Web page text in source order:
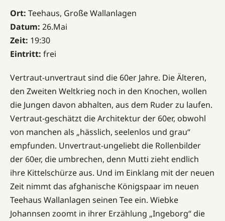
Ort: Teehaus, Große Wallanlagen
Datum: 26.Mai
Zeit: 19:30
Eintritt: frei
Vertraut-unvertraut sind die 60er Jahre. Die Älteren,
den Zweiten Weltkrieg noch in den Knochen, wollen
die Jungen davon abhalten, aus dem Ruder zu laufen.
Vertraut-geschätzt die Architektur der 60er, obwohl
von manchen als „hässlich, seelenlos und grau“
empfunden. Unvertraut-ungeliebt die Rollenbilder
der 60er, die umbrechen, denn Mutti zieht endlich
ihre Kittelschürze aus. Und im Einklang mit der neuen
Zeit nimmt das afghanische Königspaar im neuen
Teehaus Wallanlagen seinen Tee ein. Wiebke
Johannsen zoomt in ihrer Erzählung „Ingeborg“ die